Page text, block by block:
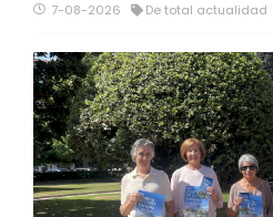
7-08-2026 De total actualidad